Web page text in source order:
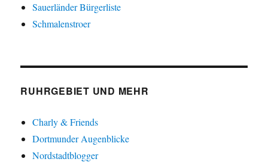
Sauerländer Bürgerliste
Schmalenstroer
RUHRGEBIET UND MEHR
Charly & Friends
Dortmunder Augenblicke
Nordstadtblogger